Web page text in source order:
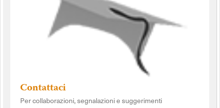
Contattaci
Per collaborazioni, segnalazioni e suggerimenti